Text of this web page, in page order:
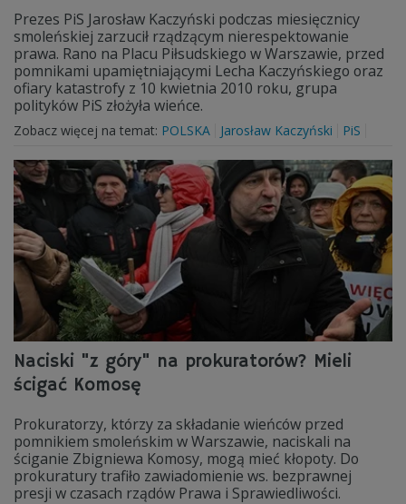
Prezes PiS Jarosław Kaczyński podczas miesięcznicy
smoleńskiej zarzucił rządzącym nierespektowanie
prawa. Rano na Placu Piłsudskiego w Warszawie, przed
pomnikami upamiętniającymi Lecha Kaczyńskiego oraz
ofiary katastrofy z 10 kwietnia 2010 roku, grupa
polityków PiS złożyła wieńce.
Zobacz więcej na temat: POLSKA Jarosław Kaczyński PiS
Naciski "z góry" na prokuratorów? Mieli
ścigać Komosę
Prokuratorzy, którzy za składanie wieńców przed
pomnikiem smoleńskim w Warszawie, naciskali na
ściganie Zbigniewa Komosy, mogą mieć kłopoty. Do
prokuratury trafiło zawiadomienie ws. bezprawnej
presji w czasach rządów Prawa i Sprawiedliwości.